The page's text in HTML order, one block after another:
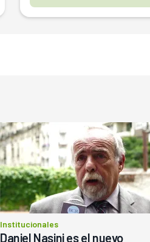
Institucionales
Daniel Nasini es el nuevo